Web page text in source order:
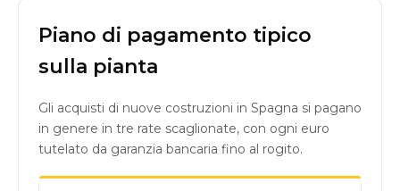
Piano di pagamento tipico
sulla pianta
Gli acquisti di nuove costruzioni in Spagna si pagano
in genere in tre rate scaglionate, con ogni euro
tutelato da garanzia bancaria fino al rogito.